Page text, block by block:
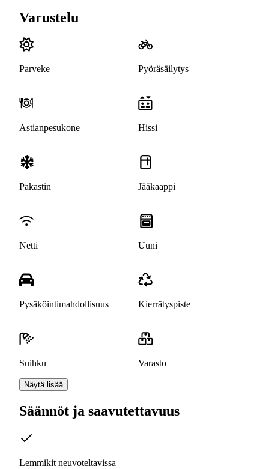
Varustelu
Parveke Pyöräsäilytys
Astianpesukone Hissi
Pakastin Jääkaappi
Netti Uuni
Pysäköintimahdollisuus Kierrätyspiste
Suihku Varasto
Näytä lisää
Säännöt ja saavutettavuus
Lemmikit neuvoteltavissa